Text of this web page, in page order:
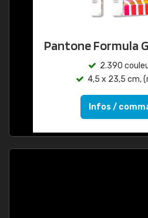
Pantone Formula
2.390
4,5 x 23,5 cm,
Infos /